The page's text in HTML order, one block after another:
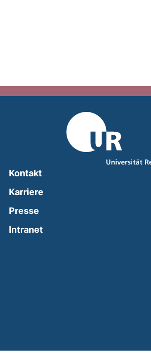
Kontakt
Karriere
Presse
Intranet(external link, opens in a